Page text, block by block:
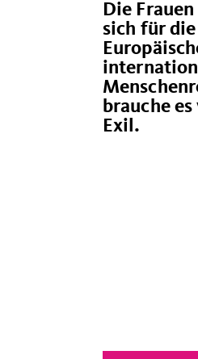
Die
sich für
brauche
Exil.